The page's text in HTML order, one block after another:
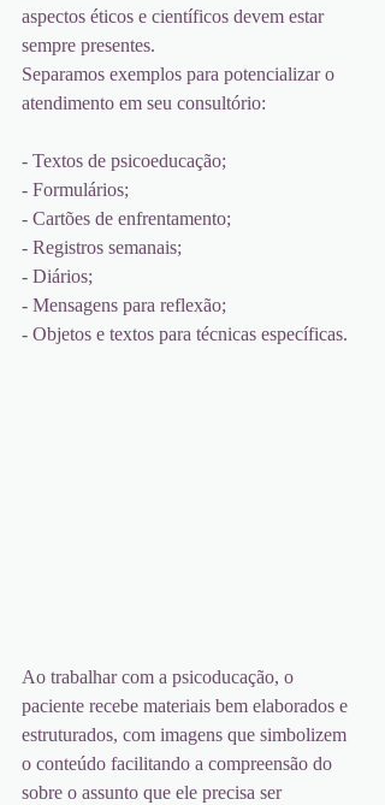
aspectos éticos e científicos devem estar
sempre presentes.
Separamos exemplos para potencializar o
atendimento em seu consultório:
- Textos de psicoeducação;
- Formulários;
- Cartões de enfrentamento;
- Registros semanais;
- Diários;
- Mensagens para reflexão;
- Objetos e textos para técnicas específicas.
Ao trabalhar com a psicoducação, o
paciente recebe materiais bem elaborados e
estruturados, com imagens que simbolizem
o conteúdo facilitando a compreensão do
sobre o assunto que ele precisa ser